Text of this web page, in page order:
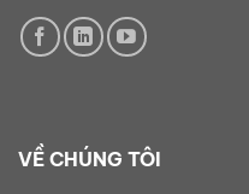
VỀ CHÚNG TÔI